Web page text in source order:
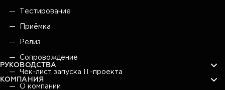
Тестирование
Приёмка
Релиз
Сопровождение
РУКОВОДСТВА
Чек-лист запуска IT-проекта
КОМПАНИЯ
О компании